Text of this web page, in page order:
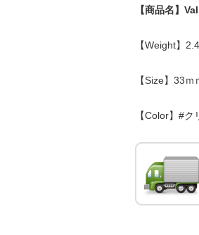
【商品名】
【Weight】
【Size】33ｍ
【Color】#